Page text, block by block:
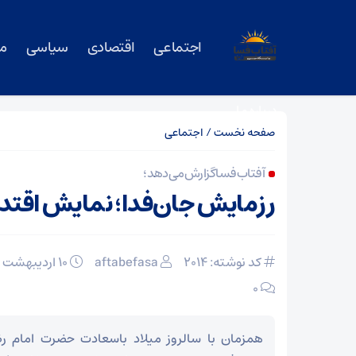
اجتماعی اقتصادی سیاسی
صفحه نخست/ اجتماعی
آفتاب فسا گزارش می‌دهد؛
رزمایش جان‌فدا؛ نمایش
کد نوشته: 2014 aftabefasa
۰
همزمان با سالروز میلاد باسعادت حضرت امام